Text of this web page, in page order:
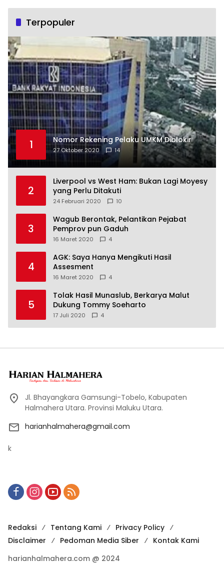
Terpopuler
1 Nomor Rekening Pelaku UMKM Diblokir
27 Oktober 2020 14
2
Liverpool vs West Ham: Bukan Lagi Moyesy
yang Perlu Ditakuti
24 Februari 2020 10
3
Wagub Berontak, Pelantikan Pejabat
Pemprov pun Gaduh
16 Maret 2020 4
4
AGK: Saya Hanya Mengikuti Hasil
Assesment
16 Maret 2020 4
5
Tolak Hasil Munaslub, Berkarya Malut
Dukung Tommy Soeharto
17 Juli 2020 4
Jl. Bhayangkara Gamsungi-Tobelo, Kabupaten
Halmahera Utara. Provinsi Maluku Utara.
harianhalmahera@gmail.com
k
Redaksi Tentang Kami
Privacy Policy
Disclaimer
Pedoman Media Siber
Kontak Kami
harianhalmahera.com @ 2024